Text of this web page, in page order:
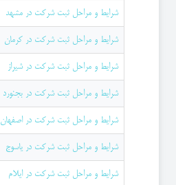
شرایط و مراحل ثبت شرکت در مشهد
شرایط و مراحل ثبت شرکت در کرمان
شرایط و مراحل ثبت شرکت در شیراز
شرایط و مراحل ثبت شرکت در بجنورد
شرایط و مراحل ثبت شرکت در اصفهان
شرایط و مراحل ثبت شرکت در یاسوج
شرایط و مراحل ثبت شرکت در ایلام